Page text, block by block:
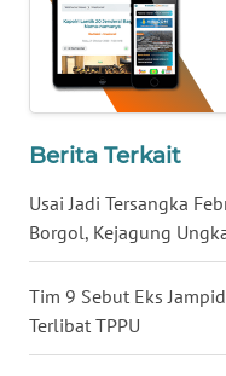
Berita Terkait
Usai Jadi Tersangka
Borgol, Kejagung
Tim 9 Sebut Eks
Terlibat TPPU
WN
KALTARA
WN
KALSEL
WN
KALTIM
WN